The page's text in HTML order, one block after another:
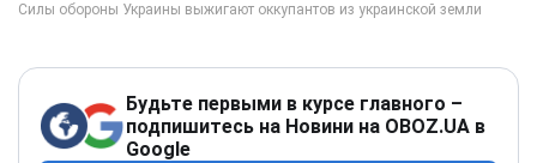
Будьте первыми в курсе главного –
подпишитесь на Новини на OBOZ.UA в
Google